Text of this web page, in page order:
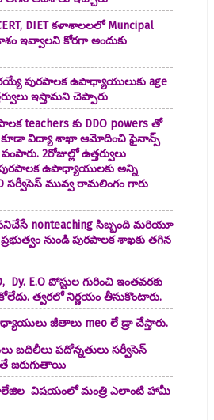
DIET కళాశాలలలో Muncipal
ఇవ్వాలని కోరగా అందుకు
పురపాలక ఉపాధ్యాయులుకు age
ఇస్తామని చెప్పారు
teachers కు DDO powers తో
కూడా విద్యా శాఖా ఆమోదించి ఫైనాన్స్
2రోజుల్లో ఉత్తర్వులు
ఉపాధ్యాయులకు అన్ని
మువ్వ రామలింగం గారు
nonteaching సిబ్బంది మరియూ
నుండి పురపాలక శాఖకు తగిన
Dy. E.O పోస్టుల గురించి ఇంతవరకు
త్వరలో నిర్ణయం తీసుకొంటారు.
జీతాలు meo లే డ్రా చేస్తారు.
బదిలీలు పదోన్నతులు సర్వీసెస్
జరుగుతాయి
విషయంలో మంత్రి ఎలాంటి హామీ